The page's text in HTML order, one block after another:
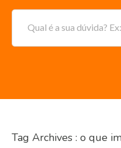
Qual é a sua dúvida?
Tag Archives : o que